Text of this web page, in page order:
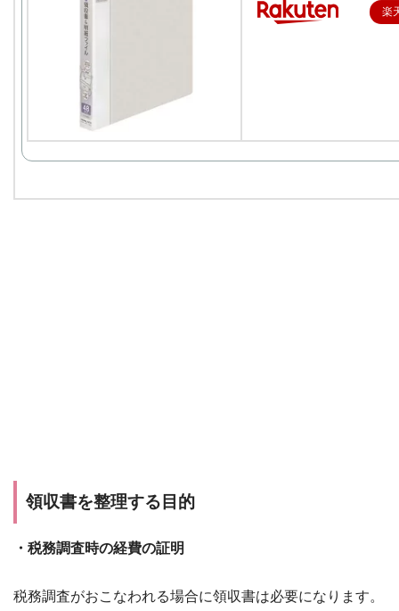
楽
領収書を整理する目的
・税務調査時の経費の証明
税務調査がおこなわれる場合に領収書は必要になります。